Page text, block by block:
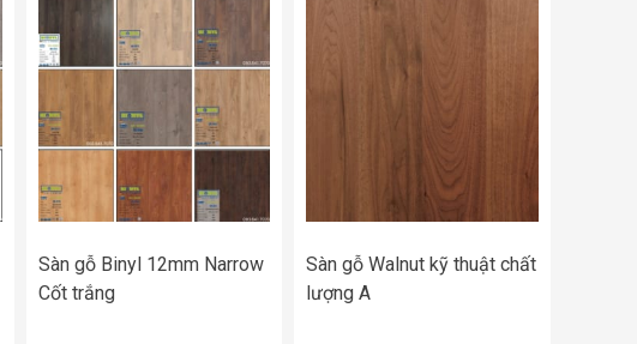
Sàn gỗ Binyl 12mm Narrow
Cốt trắng
Sàn gỗ Walnut kỹ thuật chất
lượng A